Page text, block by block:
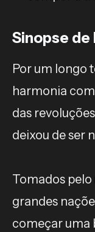
Sinopse de
Por um longo
harmonia
das
deixou de ser
Tomados
grandes
começar uma